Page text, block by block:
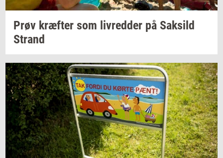
Prøv kræf­ter som liv­red­der på Sak­sild
Strand